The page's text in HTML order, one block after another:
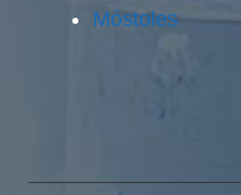
Móstoles